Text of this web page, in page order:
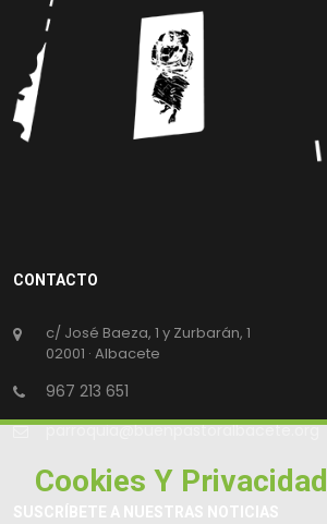
CONTACTO
c/ José Baeza, 1 y Zurbarán, 1
02001 · Albacete
967 213 651
parroquia@buenpastoralbacete.org
Cookies Y Privacidad